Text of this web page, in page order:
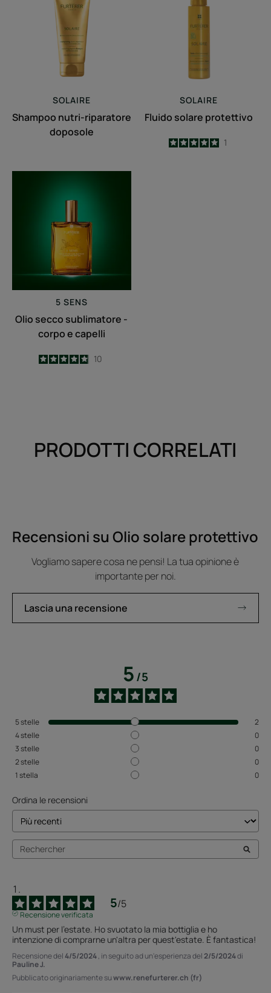
riparatore
doposole
SOLAIRE
Shampoo nutri-riparatore
doposole
protettivo
SOLAIRE
Fluido solare protettivo
5/51
sublimatore
-
corpo
e
capelli
5 SENS
Olio secco sublimatore -
corpo e capelli
4.9
/5
10
PRODOTTI CORRELATI
Recensioni su Olio solare protettivo
Vogliamo sapere cosa ne pensi! La tua opinione è
importante per noi.
Lascia una recensione
5/5
5stelle
2
4stelle
0
3stelle
0
2stelle
0
1stella 0
Ordina le recensioni
5/5
Recensione verificata
Un must per l'estate. Ho svuotato la mia bottiglia e ho
intenzione di comprarne un'altra per quest'estate. È fantastica!
Recensione del4/5/2024, in seguito ad un'esperienza del2/5/2024di
Pauline J.
Pubblicato originariamente suwww.renefurterer.ch (fr)